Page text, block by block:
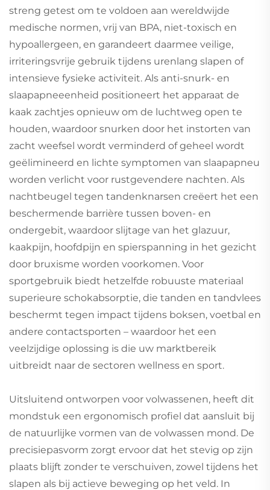
streng getest om te voldoen aan wereldwijde
medische normen, vrij van BPA, niet-toxisch en
hypoallergeen, en garandeert daarmee veilige,
irriteringsvrije gebruik tijdens urenlang slapen of
intensieve fysieke activiteit. Als anti-snurk- en
slaapapneeenheid positioneert het apparaat de
kaak zachtjes opnieuw om de luchtweg open te
houden, waardoor snurken door het instorten van
zacht weefsel wordt verminderd of geheel wordt
geëlimineerd en lichte symptomen van slaapapneu
worden verlicht voor rustgevendere nachten. Als
nachtbeugel tegen tandenknarsen creëert het een
beschermende barrière tussen boven- en
ondergebit, waardoor slijtage van het glazuur,
kaakpijn, hoofdpijn en spierspanning in het gezicht
door bruxisme worden voorkomen. Voor
sportgebruik biedt hetzelfde robuuste materiaal
superieure schokabsorptie, die tanden en tandvlees
beschermt tegen impact tijdens boksen, voetbal en
andere contactsporten – waardoor het een
veelzijdige oplossing is die uw marktbereik
uitbreidt naar de sectoren wellness en sport.
Uitsluitend ontworpen voor volwassenen, heeft dit
mondstuk een ergonomisch profiel dat aansluit bij
de natuurlijke vormen van de volwassen mond. De
precisiepasvorm zorgt ervoor dat het stevig op zijn
plaats blijft zonder te verschuiven, zowel tijdens het
slapen als bij actieve beweging op het veld. In